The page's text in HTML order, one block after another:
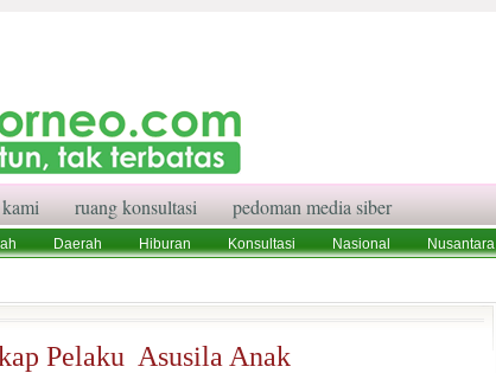
ruang konsultasi pedoman media siber
Daerah Hiburan Konsultasi Nasional Nusantara
Pelaku Asusila Anak